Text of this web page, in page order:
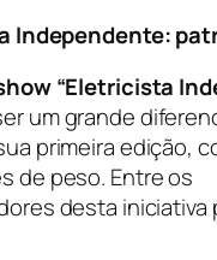
Independente:
“Eletricista
um grande
primeira edição,
de peso. Entre os
desta iniciativa